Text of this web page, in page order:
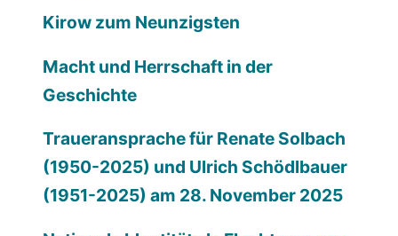
Kirow zum Neunzigsten
Macht und Herrschaft in der
Geschichte
Traueransprache für Renate Solbach
(1950-2025) und Ulrich Schödlbauer
(1951-2025) am 28. November 2025